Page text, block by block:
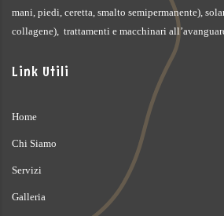
mani, piedi, ceretta, smalto semipermanente),
collagene), trattamenti e macchinari
Link Utili
Home
Chi Siamo
Servizi
Galleria